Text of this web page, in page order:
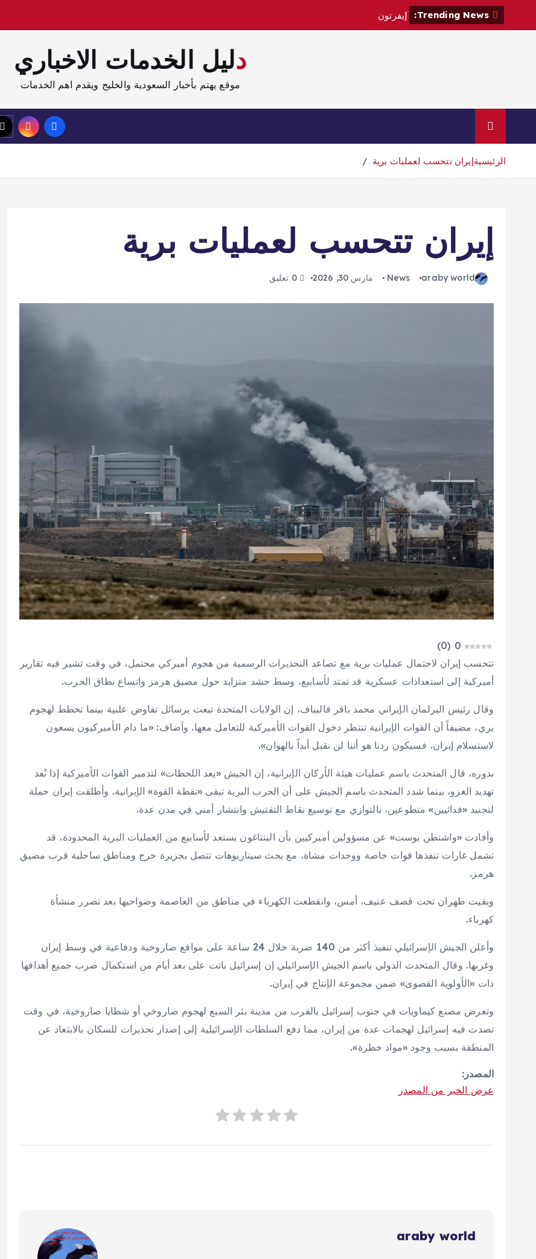
إيفر تون
دليل الخدمات الاخباري
موقع يهتم بأخبار السعودية والخليج ويقدم اهم الخدمات
الرئيسيةإيران تتحسب لعمليات برية
إيران تتحسب لعمليات برية
araby world
News مارس 30, 2026 0 تعليق
0
(
0
)
تتحسب إيران لاحتمال عمليات برية مع تصاعد التحذيرات الرسمية من هجوم أميركي محتمل، في وقت تشير فيه تقارير
أميركية إلى استعدادات عسكرية قد تمتد لأسابيع، وسط حشد متزايد حول مضيق هرمز واتساع نطاق الحرب.
وقال رئيس البرلمان الإيراني محمد باقر قاليباف، إن الولايات المتحدة تبعث برسائل تفاوض علنية بينما تخطط لهجوم
بري، مضيفاً أن القوات الإيرانية تنتظر دخول القوات الأميركية للتعامل معها. وأضاف: «ما دام الأميركيون يسعون
لاستسلام إيران، فسيكون ردنا هو أننا لن نقبل ‌أبداً بالهوان».
بدوره، قال المتحدث باسم عمليات هيئة الأركان الإيرانية، إن الجيش «يعد اللحظات» لتدمير القوات الأميركية إذا نُفذ
تهديد الغزو، بينما شدد المتحدث باسم الجيش على أن الحرب البرية تبقى «نقطة القوة» الإيرانية. وأطلقت إيران حملة
لتجنيد «فدائيين» متطوعين، بالتوازي مع توسيع نقاط التفتيش وانتشار أمني في مدن عدة.
وأفادت «واشنطن بوست» عن مسؤولين أميركيين بأن البنتاغون يستعد لأسابيع من العمليات البرية المحدودة، قد
تشمل غارات تنفذها قوات خاصة ووحدات مشاة، مع بحث سيناريوهات تتصل بجزيرة خرج ومناطق ساحلية قرب مضيق
هرمز.
وبقيت طهران تحت قصف عنيف، أمس، وانقطعت الكهرباء في مناطق من العاصمة وضواحيها بعد تضرر منشأة
كهرباء.
وأعلن الجيش الإسرائيلي تنفيذ أكثر من 140 ضربة خلال 24 ساعة على مواقع صاروخية ودفاعية في وسط إيران
وغربها. وقال المتحدث الدولي باسم الجيش الإسرائيلي إن إسرائيل باتت على بعد أيام من استكمال ضرب جميع أهدافها
ذات «الأولوية القصوى» ضمن مجموعة الإنتاج في إيران.
وتعرض مصنع كيماويات في جنوب إسرائيل بالقرب من مدينة بئر السبع لهجوم ‌صاروخي أو شظايا صاروخية، ‌في وقت
تصدت فيه إسرائيل لهجمات عدة من إيران، مما دفع السلطات الإسرائيلية إلى إصدار تحذيرات للسكان ‌بالابتعاد عن
المنطقة بسبب وجود «مواد خطرة».
المصدر:
عرض الخبر من المصدر
araby world